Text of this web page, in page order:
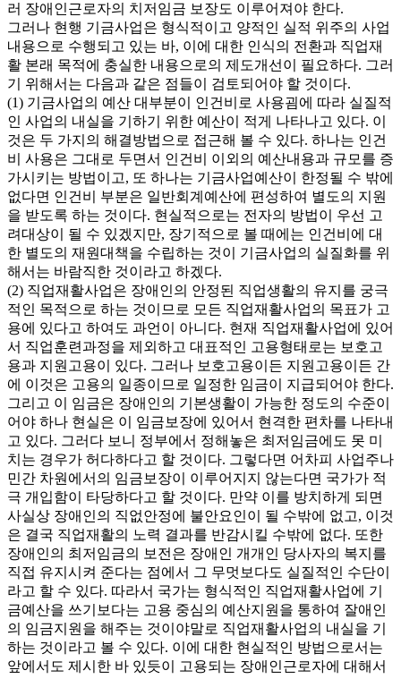
러 장애인근로자의 치저임금 보장도 이루어져야 한다.
그러나 현행 기금사업은 형식적이고 양적인 실적 위주의 사업
내용으로 수행되고 있는 바, 이에 대한 인식의 전환과 직업재
활 본래 목적에 충실한 내용으로의 제도개선이 필요하다. 그러
기 위해서는 다음과 같은 점들이 검토되어야 할 것이다.
(1) 기금사업의 예산 대부분이 인건비로 사용굄에 따라 실질적
인 사업의 내실을 기하기 위한 예산이 적게 나타나고 있다. 이
것은 두 가지의 해결방법으로 접근해 볼 수 있다. 하나는 인건
비 사용은 그대로 두면서 인건비 이외의 예산내용과 규모를 증
가시키는 방법이고, 또 하나는 기금사업예산이 한정될 수 밖에
없다면 인건비 부분은 일반회계예산에 편성하여 별도의 지원
을 받도록 하는 것이다. 현실적으로는 전자의 방법이 우선 고
려대상이 될 수 있겠지만, 장기적으로 볼 때에는 인건비에 대
한 별도의 재원대책을 수립하는 것이 기금사업의 실질화를 위
해서는 바람직한 것이라고 하겠다.
(2) 직업재활사업은 장애인의 안정된 직업생활의 유지를 궁극
적인 목적으로 하는 것이므로 모든 직업재활사업의 목표가 고
용에 있다고 하여도 과언이 아니다. 현재 직업재활사업에 있어
서 직업훈련과정을 제외하고 대표적인 고용형태로는 보호고
용과 지원고용이 있다. 그러나 보호고용이든 지원고용이든 간
에 이것은 고용의 일종이므로 일정한 임금이 지급되어야 한다.
그리고 이 임금은 장애인의 기본생활이 가능한 정도의 수준이
어야 하나 현실은 이 임금보장에 있어서 현격한 편차를 나타내
고 있다. 그러다 보니 정부에서 정해놓은 최저임금에도 못 미
치는 경우가 허다하다고 할 것이다. 그렇다면 어차피 사업주나
민간 차원에서의 임금보장이 이루어지지 않는다면 국가가 적
극 개입함이 타당하다고 할 것이다. 만약 이를 방치하게 되면
사실상 장애인의 직없안정에 불안요인이 될 수밖에 없고, 이것
은 결국 직업재활의 노력 결과를 반감시킬 수밖에 없다. 또한
장애인의 최저임금의 보전은 장애인 개개인 당사자의 복지를
직접 유지시켜 준다는 점에서 그 무멋보다도 실질적인 수단이
라고 할 수 있다. 따라서 국가는 형식적인 직업재활사업에 기
금예산을 쓰기보다는 고용 중심의 예산지원을 통하여 잘애인
의 임금지원을 해주는 것이야말로 직업재활사업의 내실을 기
하는 것이라고 볼 수 있다. 이에 대한 현실적인 방법으로서는
앞에서도 제시한 바 있듯이 고용되는 장애인근로자에 대해서